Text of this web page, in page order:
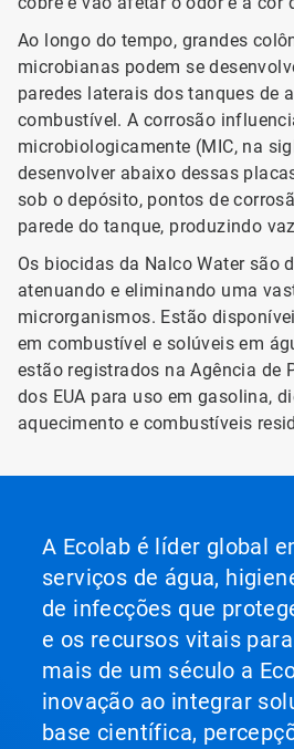
Ao longo do tempo, grandes
microbianas podem se
paredes laterais dos tanques de
combustível. A corrosão
microbiologicamente (MIC, na
desenvolver abaixo dessas
sob o depósito, pontos de
parede do tanque, produzindo
Os biocidas da Nalco Water são
atenuando e eliminando uma
microrganismos. Estão
em combustível e solúveis em
estão registrados na Agência de
dos EUA para uso em gasolina,
aquecimento e combustíveis
A Ecolab é líder global
serviços de água,
de infecções que
e os recursos vitais
mais de um século a
inovação ao integrar
base científica,